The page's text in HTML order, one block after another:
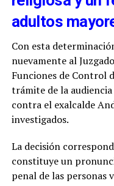
adultos
Con esta
nuevamente al
Funciones de Control
trámite de la
contra el exalcalde
investigados.
La decisión
constituye un
penal de las personas